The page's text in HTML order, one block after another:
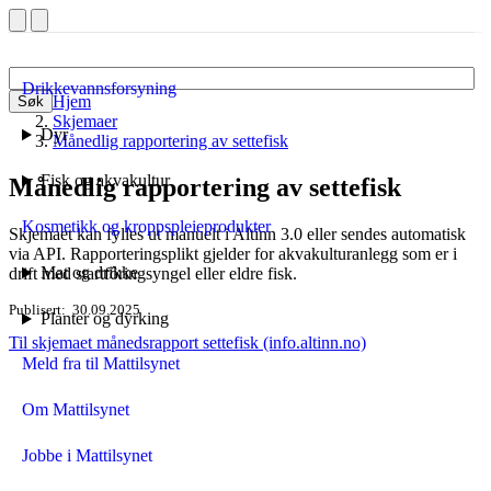
Søk
Drikkevannsforsyning
Dyr
Fisk og akvakultur
Kosmetikk og kroppspleieprodukter
Mat og drikke
Planter og dyrking
Meld fra til Mattilsynet
Om Mattilsynet
Jobbe i Mattilsynet
Hjem
Skjemaer
Månedlig rapportering av settefisk
Månedlig rapportering av settefisk
Skjemaet kan fylles ut manuelt i Altinn 3.0 eller sendes automatisk
via API. Rapporteringsplikt gjelder for akvakulturanlegg som er i
drift med startfôringsyngel eller eldre fisk.
Publisert 30.09.2025
Til skjemaet månedsrapport settefisk (info.altinn.no)